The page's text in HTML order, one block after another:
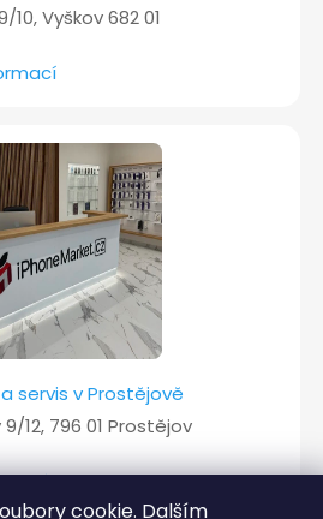
cookie. Dalším
10, Vyškov 682 01
servis v Prostějově
12, 796 01 Prostějov